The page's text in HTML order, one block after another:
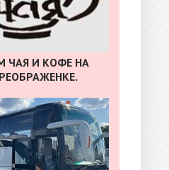
ЧАЯ И КОФЕ НА